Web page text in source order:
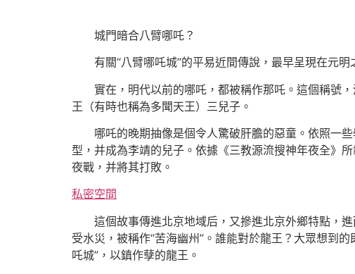
城門暗合八臂哪吒？
有關“八臂哪吒城”的平易近間傳說，最早呈現在元
實在，明代以前的哪吒，都被稱作那吒。這個稱號
王（有時也稱為多聞天王）三兒子。
哪吒的晚期抽像是個令人驚破肝膽的惡童。依照一
型，并成為李靖的兒子。依據《三教源流搜神年夜全》
夜戰，并將其打敗。
私密空間
這個故事傳進北京地域后，又摻進北京外鄉特點，
受水災，被稱作“苦海幽州”。誰能對於龍王？大眾想到
吒城”，以鎮作孽的龍王。